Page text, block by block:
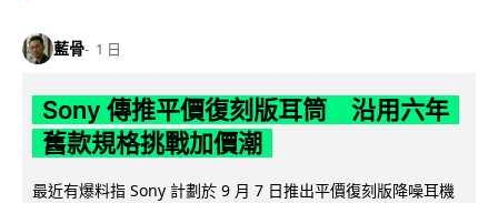
藍骨 1 日
Sony 傳推平價復刻版耳筒 沿用六年
舊款規格挑戰加價潮
最近有爆料指 Sony 計劃於 9 月 7 日推出平價復刻版降噪耳機